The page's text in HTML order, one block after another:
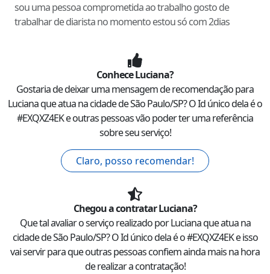
sou uma pessoa comprometida ao trabalho gosto de
trabalhar de diarista no momento estou só com 2dias
ConheceLuciana?
Gostaria de deixar uma mensagem de recomendação para
Lucianaque atua na cidade deSão Paulo/SP? O Id único dela é o
#EXQXZ4EKe outras pessoas vão poder ter uma referência
sobre seu serviço!
Claro, posso recomendar!
Chegou a contratarLuciana?
Que tal avaliar o serviço realizado porLucianaque atua na
cidade deSão Paulo/SP? O Id único dela é o #EXQXZ4EKe isso
vai servir para que outras pessoas confiem ainda mais na hora
de realizar a contratação!